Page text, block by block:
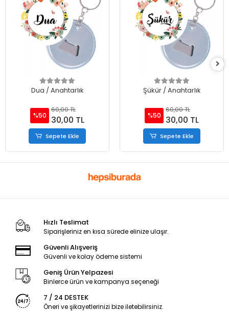
Dua / Anahtarlık
%50
60,00 TL
30,00 TL
Sepete Ekle
Şükür / Anahtarlık
%50
60,00 TL
30,00 TL
Sepete Ekle
Hızlı Teslimat
Siparişleriniz en kısa sürede elinize ulaşır.
Güvenli Alışveriş
Güvenli ve kolay ödeme sistemi
Geniş Ürün Yelpazesi
Binlerce ürün ve kampanya seçeneği
7 / 24 DESTEK
Öneri ve şikayetlerinizi bize iletebilirsiniz.